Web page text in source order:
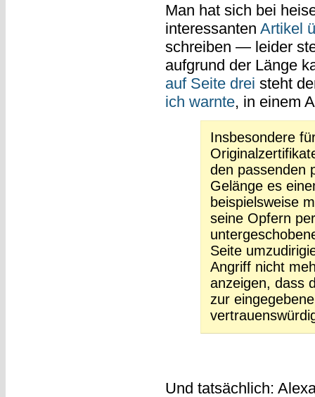
Man hat sich bei
interessanten Artikel
schreiben — leider
aufgrund der Länge
auf Seite drei steht
ich warnte, in einem
Insbesondere
den passenden
Gelänge es
beispielsweise
seine Opfern
Seite
Angriff nicht
anzeigen, dass
zur
Und tatsächlich: